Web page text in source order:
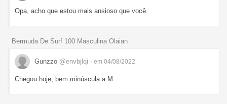
Opa, acho que estou mais ansioso que você.
Bermuda De Surf 100 Masculina Olaian
Gunzzo @envbjlqi - em 04/08/2022
Chegou hoje, bem minúscula a M